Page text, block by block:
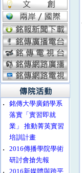
‧
銘傳大學廣銷學系
落實「實習即就
業」 推動菁英實習
培訓計畫
‧
2016傳播學院學術
研討會搶先報
2016新媒體與跨平